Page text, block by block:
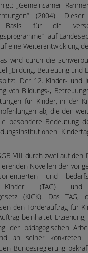
„Gemeinsamer
(2004).
Basis für die
auf
eine Weiterentwicklung
wird durch die
„Bildung, Betreuung und
Der 12. Kinder- und
von Bildungs-,
für Kinder, in der
ab, die den
besondere Bedeutung
VIII durch zwei auf den
Novellen der
und
Kinder (TAG)
(KICK). Das
den Förderauftrag für
beinhaltet
der pädagogischen
an seiner konkreten
Bundesregierung